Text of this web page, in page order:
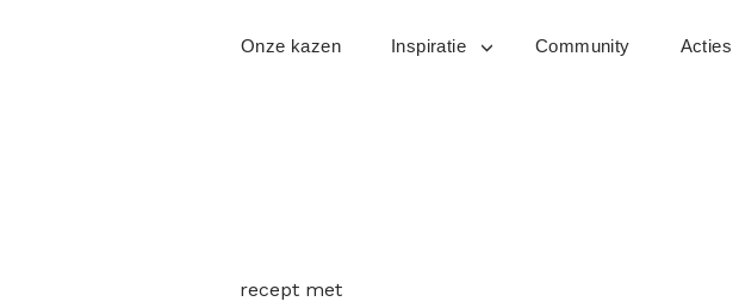
Onze kazen Inspiratie Community Acties
recept met